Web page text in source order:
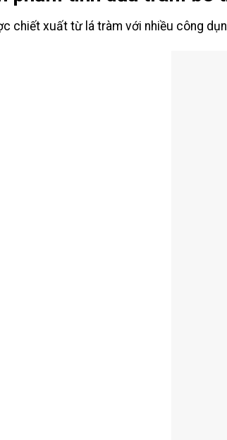
chiết xuất từ lá tràm với nhiều công